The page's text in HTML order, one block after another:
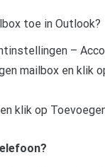
toe in Outlook?
–
mailbox en klik
klik op